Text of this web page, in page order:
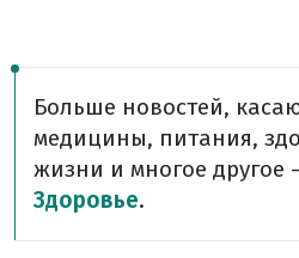
Больше новостей,
медицины, питания,
жизни и многое другое
Здоровье.